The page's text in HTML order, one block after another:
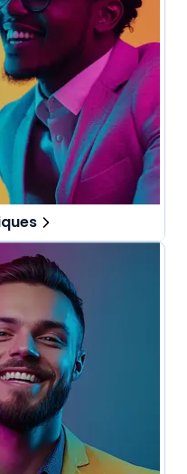
en-un, spécialement
juridiques.
vous repérer dans